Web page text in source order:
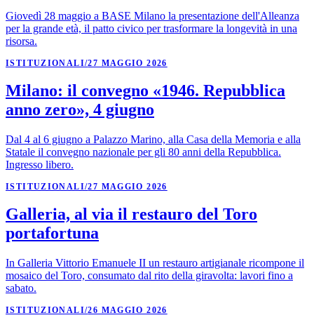
Giovedì 28 maggio a BASE Milano la presentazione dell'Alleanza
per la grande età, il patto civico per trasformare la longevità in una
risorsa.
ISTITUZIONALI /27 MAGGIO 2026
Milano: il convegno «1946. Repubblica
anno zero», 4 giugno
Dal 4 al 6 giugno a Palazzo Marino, alla Casa della Memoria e alla
Statale il convegno nazionale per gli 80 anni della Repubblica.
Ingresso libero.
ISTITUZIONALI/27 MAGGIO 2026
Galleria, al via il restauro del Toro
portafortuna
In Galleria Vittorio Emanuele II un restauro artigianale ricompone il
mosaico del Toro, consumato dal rito della giravolta: lavori fino a
sabato.
ISTITUZIONALI/26 MAGGIO 2026